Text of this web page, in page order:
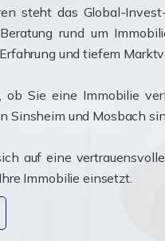
steht das Global-
rund um
und tiefem
ob Sie eine Immobilie
Sinsheim und Mosbach
auf eine
Immobilie einsetzt.